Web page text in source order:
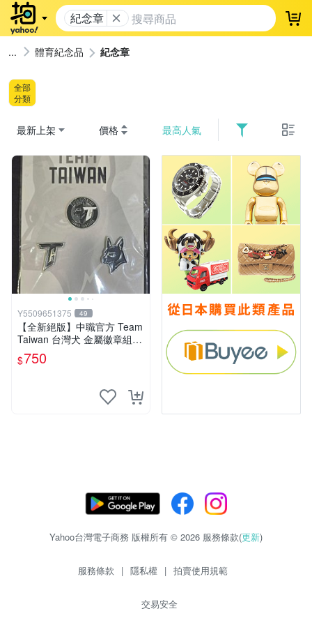
紀念章 登
體育紀念品 紀念章
全部
分類
最新上架 價格 最高人氣
Y5509651375 49
【全新絕版】中職官方 Team
Taiwan 台灣犬 金屬徽章組
(三入裝) / 12強 冠亞賽 中華
隊 紀念徽章 棒球周邊
$750
Yahoo台灣電子商務 版權所有 © 2026 服務條款(更新)
服務條款 | 隱私權 | 拍賣使用規範
交易安全